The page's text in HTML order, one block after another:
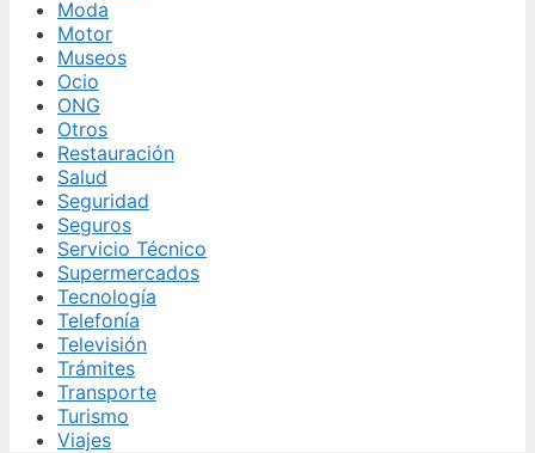
Moda
Motor
Museos
Ocio
ONG
Otros
Restauración
Salud
Seguridad
Seguros
Servicio Técnico
Supermercados
Tecnología
Telefonía
Televisión
Trámites
Transporte
Turismo
Viajes